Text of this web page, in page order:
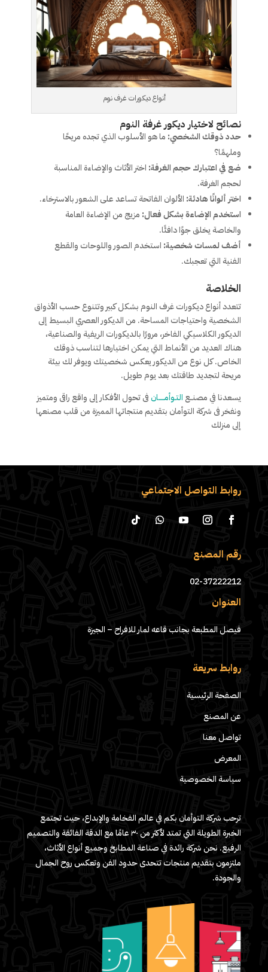
أنواع ديكورات غرف نوم
نصائح لاختيار ديكور غرفة النوم
حدد ذوقك الشخصي: ما هو الأسلوب الذي تجده مريحًا
وملهمًا؟
ضع في اعتبارك حجم الغرفة: اختر الأثاث والإضاءة المناسبة
لحجم الغرفة.
اختر ألوانًا هادئة: الألوان الفاتحة تساعد على الشعور بالاسترخاء.
استخدم الإضاءة بشكل فعال: مزيج من الإضاءة العامة
والخاصة يخلق جوًا دافئًا.
أضف لمسات شخصية: استخدم الصور واللوحات والقطع
الفنية التي تعجبك.
الخلاصة
تتعدد أنواع ديكورات غرف النوم بشكل كبير وتتنوع حسب الأذواق
الشخصية واحتياجات المساحة. من الديكور العصري البسيط إلى
الديكور الكلاسيكي الفاخر، مرورًا بالديكورات الريفية والصناعية،
هناك العديد من الأنماط التي يمكن اختيارها لتناسب ذوقك
الخاص. كل نوع من الديكور يعكس شخصيتك ويوفر لك بيئة
مريحة لتجديد طاقتك بعد يوم طويل.
يسعدنا في مصنــع التـوأمـــــانفى تحول الأفكار إلى واقع راقى ومتميز
ونفخر فى شركة التوأمان بتقديم منتجاتها المميزة من قلب مصنعها
إلى منزلك
روابط التواصل الاجتماعي
رقم المصنع
02-37222212
العنوان
فيصل المطبعة بجانب قاعه لمار للافراح – الجيزة
روابط سريعة
الصفحة الرئيسية
عن المصنع
تواصل معنا
المعرض
سياسة الخصوصية
ترحب شركة التوأمان بكم في عالم الفخامة والإبداع، حيث تجتمع
الخبرة الطويلة التي تمتد لأكثر من ٣٠ عامًا مع الدقة الفائقة والتصميم
الرفيع. نحن شركة رائدة في صناعة المطابخ وجميع أنواع الأثاث،
ملتزمون بتقديم منتجات تتحدى حدود الفن وتعكس روح الجمال
والجودة.